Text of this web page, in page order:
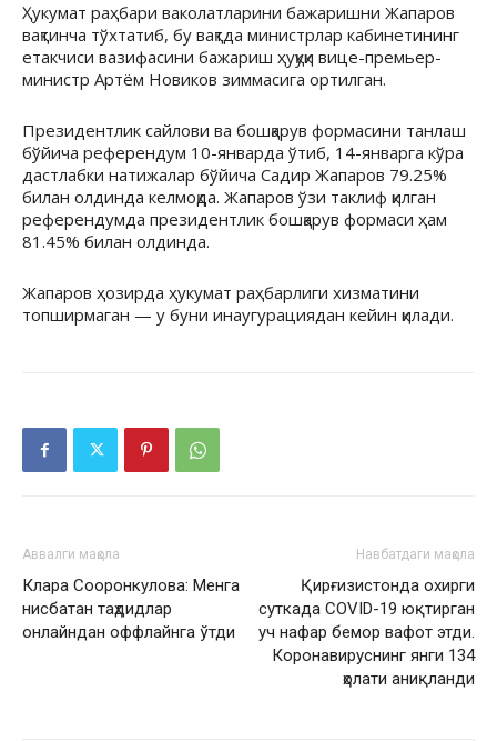
Ҳукумат раҳбари ваколатларини бажаришни Жапаров
вақтинча тўхтатиб, бу вақтда министрлар кабинетининг
етакчиси вазифасини бажариш ҳуқуқи вице-премьер-
министр Артём Новиков зиммасига ортилган.
Президентлик сайлови ва бошқарув формасини танлаш
бўйича референдум 10-январда ўтиб, 14-январга кўра
дастлабки натижалар бўйича Садир Жапаров 79.25%
билан олдинда келмоқда. Жапаров ўзи таклиф қилган
референдумда президентлик бошқарув формаси ҳам
81.45% билан олдинда.
Жапаров ҳозирда ҳукумат раҳбарлиги хизматини
топширмаган — у буни инаугурациядан кейин қилади.
Аввалги мақола
Клара Сооронкулова: Менга
нисбатан таҳдидлар
онлайндан оффлайнга ўтди
Навбатдаги мақола
Қирғизистонда охирги
суткада COVID-19 юқтирган
уч нафар бемор вафот этди.
Коронавируснинг янги 134
ҳолати аниқланди